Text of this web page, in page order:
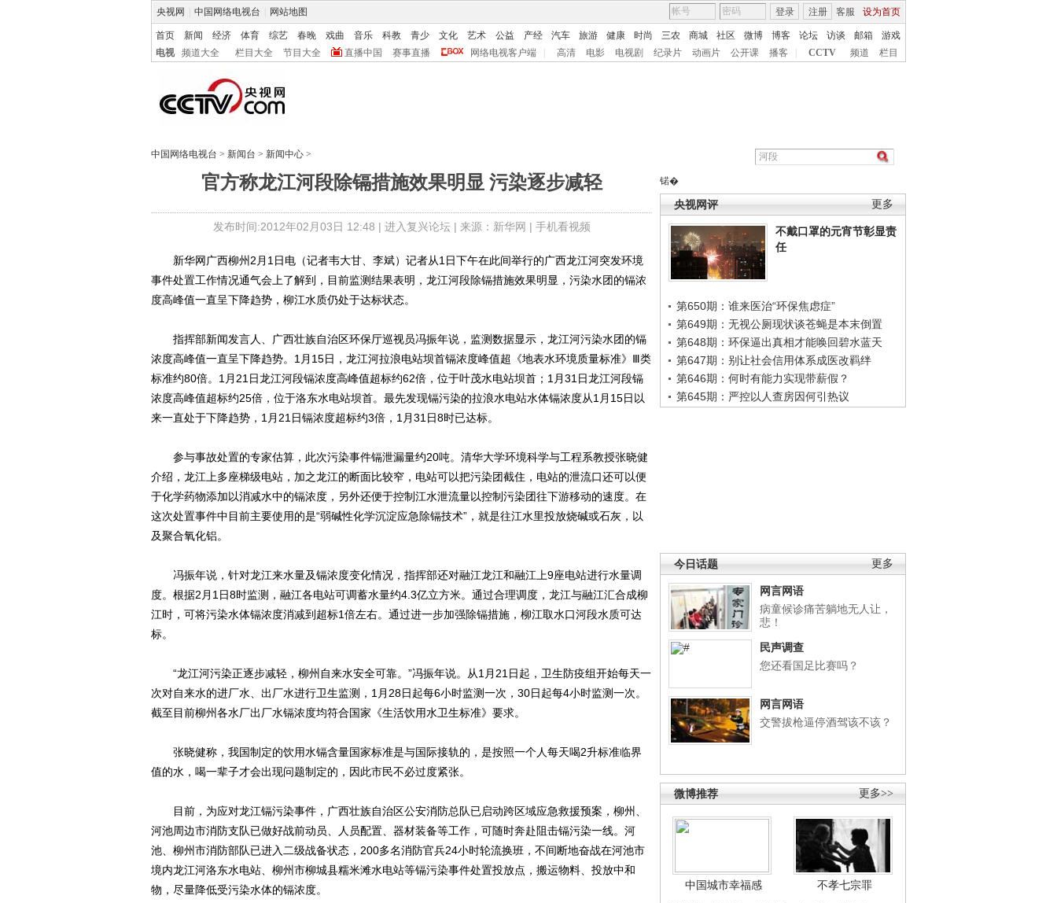
央视网 中国网络电视台 网站地图 客服 设为首页
登录 注册
首页 新闻 经济 体育 综艺 春晚 戏曲 音乐 科教 青少 文化 艺术 公益 产经 汽车 旅游 健康 时尚 三农 商城 社区 微博 博客 论坛 访谈 邮箱
游戏
电视
频道大全 栏目大全 节目大全 直播中国 赛事直播 网络电视客户端 高清 电影 电视剧 纪录片 动画片 公开课 播客 CCTV 频道 栏目
中国网络电视台 > 新闻台 > 新闻中心 >
官方称龙江河段除镉措施效果明显 污染逐步减轻
发布时间:2012年02月03日 12:48 | 进入复兴论坛| 来源：新华网 | 手机看视频
锘�
更多
央视网评
不戴口罩的元宵节彰显责
任
第650期：谁来医治“环保焦虑症”
第649期：无视公厕现状谈苍蝇是本末倒置
第648期：环保逼出真相才能唤回碧水蓝天
第647期：别让社会信用体系成医改羁绊
第646期：何时有能力实现带薪假？
第645期：严控以人查房因何引热议
更多
今日话题
网言网语
病童候诊痛苦躺地无人让，
悲！
民声调查
您还看国足比赛吗？
网言网语
交警拔枪逼停酒驾该不该？
更多>>
微博推荐
中国城市幸福感
不孝七宗罪
新华网广西柳州2月1日电（记者韦大甘、李斌）记者从1日下午在此间举行的广西龙江河突发环境
事件处置工作情况通气会上了解到，目前监测结果表明，龙江河段除镉措施效果明显，污染水团的镉浓
度高峰值一直呈下降趋势，柳江水质仍处于达标状态。
指挥部新闻发言人、广西壮族自治区环保厅巡视员冯振年说，监测数据显示，龙江河污染水团的镉
浓度高峰值一直呈下降趋势。1月15日，龙江河拉浪电站坝首镉浓度峰值超《地表水环境质量标准》Ⅲ类
标准约80倍。1月21日龙江河段镉浓度高峰值超标约62倍，位于叶茂水电站坝首；1月31日龙江河段镉
浓度高峰值超标约25倍，位于洛东水电站坝首。最先发现镉污染的拉浪水电站水体镉浓度从1月15日以
来一直处于下降趋势，1月21日镉浓度超标约3倍，1月31日8时已达标。
参与事故处置的专家估算，此次污染事件镉泄漏量约20吨。清华大学环境科学与工程系教授张晓健
介绍，龙江上多座梯级电站，加之龙江的断面比较窄，电站可以把污染团截住，电站的泄流口还可以便
于化学药物添加以消减水中的镉浓度，另外还便于控制江水泄流量以控制污染团往下游移动的速度。在
这次处置事件中目前主要使用的是“弱碱性化学沉淀应急除镉技术”，就是往江水里投放烧碱或石灰，以
及聚合氧化铝。
冯振年说，针对龙江来水量及镉浓度变化情况，指挥部还对融江龙江和融江上9座电站进行水量调
度。根据2月1日8时监测，融江各电站可调蓄水量约4.3亿立方米。通过合理调度，龙江与融江汇合成柳
江时，可将污染水体镉浓度消减到超标1倍左右。通过进一步加强除镉措施，柳江取水口河段水质可达
标。
“龙江河污染正逐步减轻，柳州自来水安全可靠。”冯振年说。从1月21日起，卫生防疫组开始每天一
次对自来水的进厂水、出厂水进行卫生监测，1月28日起每6小时监测一次，30日起每4小时监测一次。
截至目前柳州各水厂出厂水镉浓度均符合国家《生活饮用水卫生标准》要求。
张晓健称，我国制定的饮用水镉含量国家标准是与国际接轨的，是按照一个人每天喝2升标准临界
值的水，喝一辈子才会出现问题制定的，因此市民不必过度紧张。
目前，为应对龙江镉污染事件，广西壮族自治区公安消防总队已启动跨区域应急救援预案，柳州、
河池周边市消防支队已做好战前动员、人员配置、器材装备等工作，可随时奔赴阻击镉污染一线。河
池、柳州市消防部队已进入二级战备状态，200多名消防官兵24小时轮流换班，不间断地奋战在河池市
境内龙江河洛东水电站、柳州市柳城县糯米滩水电站等镉污染事件处置投放点，搬运物料、投放中和
物，尽量降低受污染水体的镉浓度。